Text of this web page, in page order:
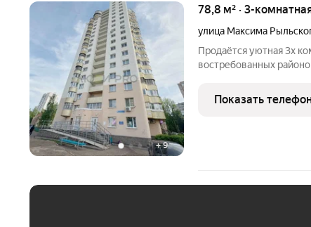
+9
78,8 м² · 3-
улица Максима
Продаётся уютная 3х
востребованных районов Уфы Сипайлово, ул.
развитую
преимущество этой
Показать